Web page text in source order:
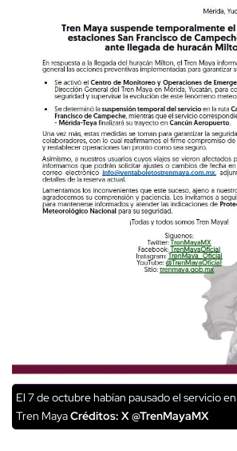
El 7 de octubre habían pausado el servicio
Tren MayaCréditos: X @TrenMayaMX